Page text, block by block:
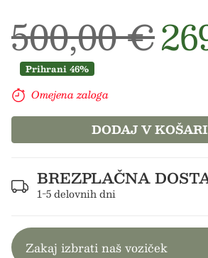
Redna
500,00 €
Prihrani 46%
Omejena zaloga
DODAJ V
BREZPLAČNA
1-5 delovnih dni
Zakaj izbrati naš voziček